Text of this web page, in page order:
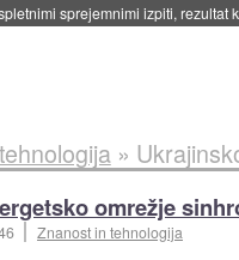
svojo raketo za večkratno
»
omrežje
Znanost in tehnologija